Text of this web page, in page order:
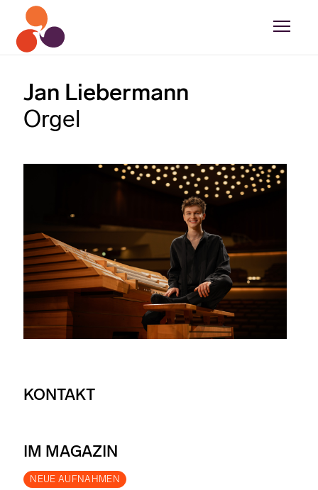
Jan Liebermann
Orgel
KONTAKT
IM MAGAZIN
NEUE AUFNAHMEN